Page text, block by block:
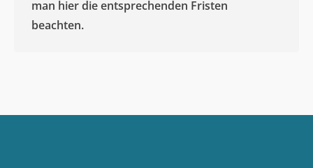
man hier die entsprechenden Fristen
beachten.